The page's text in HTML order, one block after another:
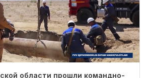
области прошли командно-